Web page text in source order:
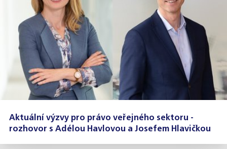
Aktuální výzvy pro právo veřejného sektoru -
rozhovor s Adélou Havlovou a Josefem Hlavičkou